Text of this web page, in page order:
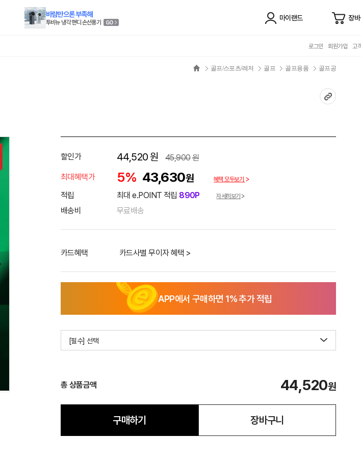
바람만으론 부족해
투비뉴 냉각 핸디 손선풍기
마이랜드 장
로그인 회원가입 고
골프/스포츠/레저 골프 골프용품 골프공
할인가 44,520원 45,900원
최대혜택가
5% 43,630원 혜택 모두보기
적립 최대 e.POINT 적립 890P 자세히보기
배송비 무료배송
카드혜택 카드사별 무이자 혜택 >
APP에서 구매하면 1% 추가 적립
[필수] 선택
총 상품금액 44,520원
구매하기 장바구니